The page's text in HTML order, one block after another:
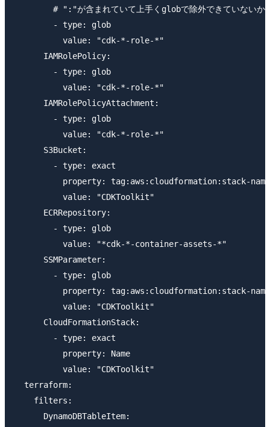
# ":"が含まれていて上手くglobで除外できていないか
        - type: glob
          value: "cdk-*-role-*"
      IAMRolePolicy:
        - type: glob
          value: "cdk-*-role-*"
      IAMRolePolicyAttachment:
        - type: glob
          value: "cdk-*-role-*"
      S3Bucket:
        - type: exact
          property: tag:aws:cloudformation:stack-name
          value: "CDKToolkit"
      ECRRepository:
        - type: glob
          value: "*cdk-*-container-assets-*"
      SSMParameter:
        - type: glob
          property: tag:aws:cloudformation:stack-name
          value: "CDKToolkit"
      CloudFormationStack:
        - type: exact
          property: Name
          value: "CDKToolkit"
  terraform:
    filters:
      DynamoDBTableItem: